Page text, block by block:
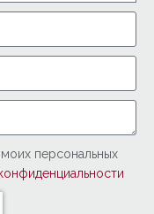
персональных